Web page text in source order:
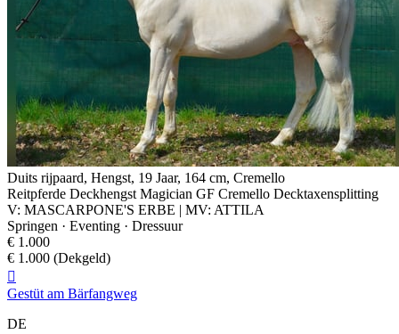
Duits rijpaard, Hengst, 19 Jaar, 164 cm, Cremello
Reitpferde Deckhengst Magician GF Cremello Decktaxensplitting
V: MASCARPONE'S ERBE | MV: ATTILA
Springen · Eventing · Dressuur
€ 1.000
€ 1.000 (Dekgeld)

Gestüt am Bärfangweg
DE